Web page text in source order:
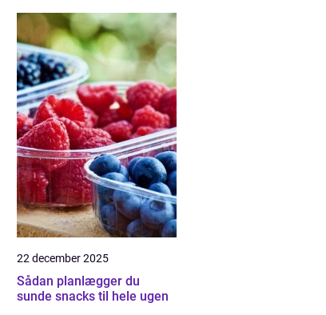
22 december 2025
Sådan planlægger du
sunde snacks til hele ugen